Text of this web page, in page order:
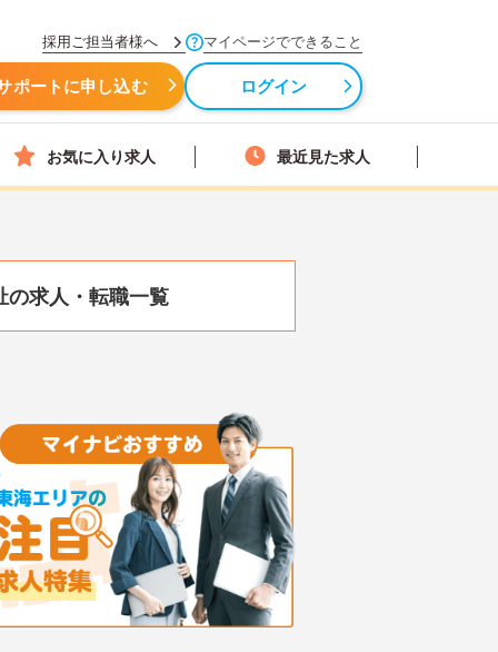
採用ご担当者様へ マイページでできること
ポートに申し込む ログイン
お気に入り求人 最近見た求人
の求人・転職一覧